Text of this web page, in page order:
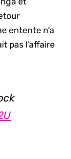
entente n’a
pas l’affaire